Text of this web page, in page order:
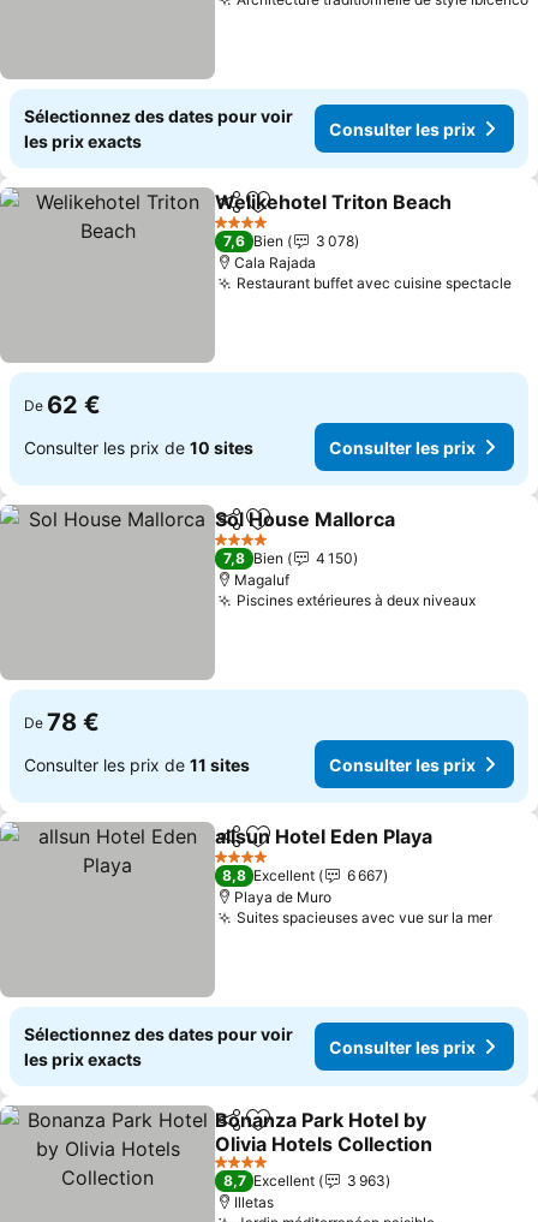
Sélectionnez des dates pour voir
les prix exacts
Consulter les prix
PartagerAjouter à mes favoris
Welikehotel Triton Beach
4 Étoiles
7,6 Bien
3 078
Cala Rajada
Restaurant buffet avec cuisine spectacle
De 62 €
Consulter les prix de 10 sites Consulter les prix
PartagerAjouter à mes favoris
Sol House Mallorca
4 Étoiles
7,8 Bien
4 150
Magaluf
Piscines extérieures à deux niveaux
De 78 €
Consulter les prix de 11 sites Consulter les prix
PartagerAjouter à mes favoris
allsun Hotel Eden Playa
4 Étoiles
8,8 Excellent
6 667
Playa de Muro
Suites spacieuses avec vue sur la mer
Sélectionnez des dates pour voir
les prix exacts
Consulter les prix
PartagerAjouter à mes favoris
Bonanza Park Hotel by
Olivia Hotels Collection
4 Étoiles
8,7 Excellent
3 963
Illetas